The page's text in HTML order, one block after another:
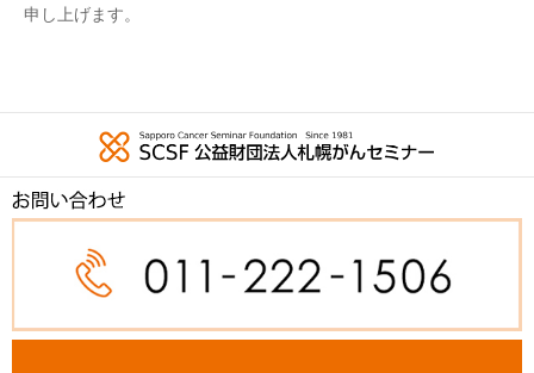
申し上げます。